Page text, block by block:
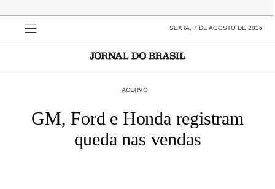
SEXTA, 7 DE AGOSTO DE 2026
ACERVO
GM, Ford e Honda registram
queda nas vendas